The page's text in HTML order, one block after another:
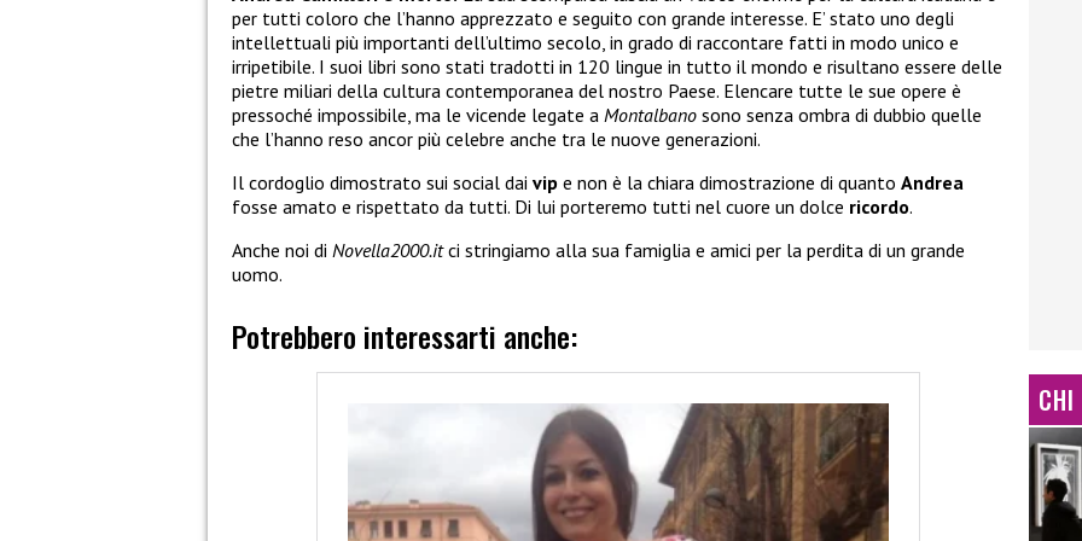
per tutti coloro che l’hanno apprezzato e seguito con grande interesse. E’ stato uno degli
intellettuali più importanti dell’ultimo secolo, in grado di raccontare fatti in modo unico e
irripetibile. I suoi libri sono stati tradotti in 120 lingue in tutto il mondo e risultano essere delle
pietre miliari della cultura contemporanea del nostro Paese. Elencare tutte le sue opere è
pressoché impossibile, ma le vicende legate a Montalbano sono senza ombra di dubbio quelle
che l’hanno reso ancor più celebre anche tra le nuove generazioni.
Il cordoglio dimostrato sui social dai vip e non è la chiara dimostrazione di quanto Andrea
fosse amato e rispettato da tutti. Di lui porteremo tutti nel cuore un dolce ricordo.
Anche noi di Novella2000.itci stringiamo alla sua famiglia e amici per la perdita di un grande
uomo.
Potrebbero interessarti anche:
CHI